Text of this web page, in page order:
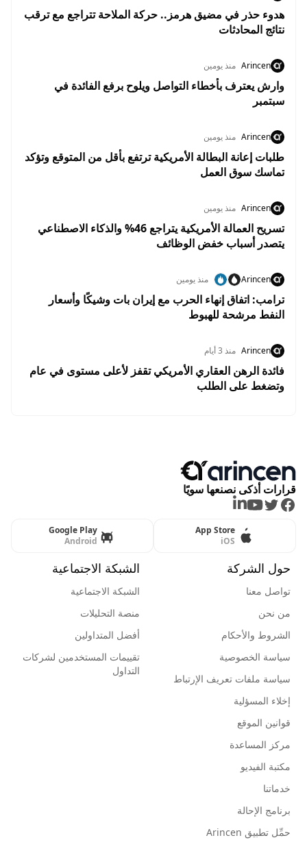
هدوء حذر في مضيق هرمز.. حركة الملاحة تتراجع مع ترقب
نتائج المحادثات
Arincen منذ يومين
وارش يعترف بأخطاء التواصل ويلوح برفع الفائدة في
سبتمبر
Arincen منذ يومين
طلبات إعانة البطالة الأمريكية ترتفع بأقل من المتوقع وتؤكد
تماسك سوق العمل
Arincen منذ يومين
تسريح العمالة الأمريكية يتراجع 46% والذكاء الاصطناعي
يتصدر أسباب خفض الوظائف
Arincen منذ يومين
ترامب: اتفاق إنهاء الحرب مع إيران بات وشيكًا وأسعار
النفط مرشحة للهبوط
Arincen منذ 3 أيام
فائدة الرهن العقاري الأمريكي تقفز لأعلى مستوى في عام
وتضغط على الطلب
قرارات أذكى نصنعها سويًا
Facebook
Twitter
Youtube
LinkedIn
App Store
iOS
Google Play
Android
حول الشركة
تواصل معنا
من نحن
الشروط والأحكام
سياسة الخصوصية
سياسة ملفات تعريف الإرتباط
إخلاء المسؤلية
قوانين الموقع
مركز المساعدة
مكتبة الفيديو
خدماتنا
برنامج الإحالة
حمِّل تطبيق Arincen
الشبكة الاجتماعية
الشبكة الاجتماعية
منصة التحليلات
أفضل المتداولين
تقييمات المستخدمين لشركات
التداول